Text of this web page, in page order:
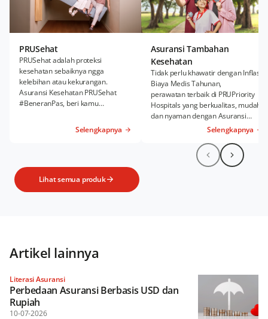
PRUSehat
PRUSehat adalah proteksi
kesehatan sebaiknya ngga
kelebihan atau kekurangan.
Asuransi Kesehatan PRUSehat
#BeneranPas, beri kamu
Rawat Jalan sesuai kebutuhanmu.
Selengkapnya
Asuransi Tambahan
Kesehatan
Tidak perlu khawatir dengan Inflasi
Biaya Medis Tahunan,
perawatan terbaik di PRUPriority
Hospitals yang berkualitas, mudah,
dan nyaman dengan Asuransi
Kesehatan Tambahan PRUWell
Selengkapnya
Lihat semua produk
Artikel lainnya
Literasi Asuransi
Perbedaan Asuransi Berbasis USD dan
Rupiah
10-07-2026